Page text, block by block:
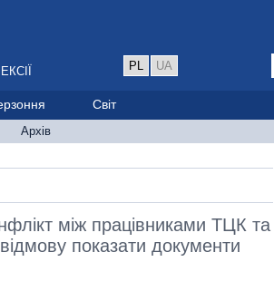
PL UA
Світ
Архів
між працівниками ТЦК та
показати документи